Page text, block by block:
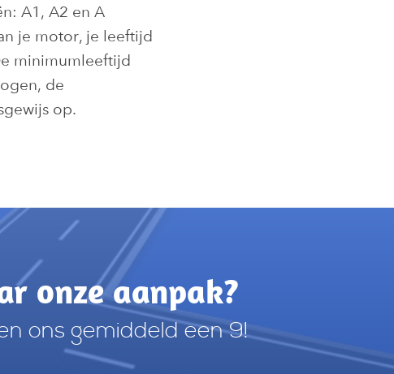
A1, A2 en A
je motor, je leeftijd
minimumleeftijd
de
op.
onze aanpak?
ons gemiddeld een 9!